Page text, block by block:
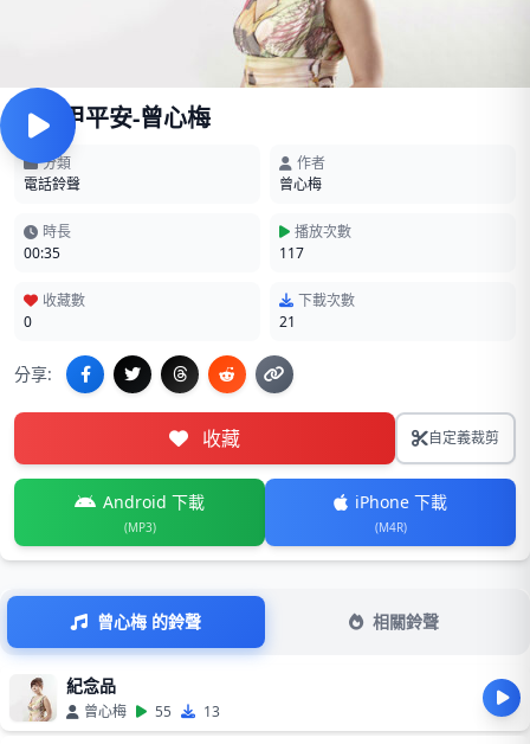
平凡甲平安-曾心梅
分類
電話鈴聲
作者
曾心梅
時長
00:35
播放次數
117
收藏數
0
下載次數
21
分享:
收藏 自定義裁剪
Android 下載
(MP3)
iPhone 下載
(M4R)
曾心梅 的鈴聲 相關鈴聲
紀念品
曾心梅 55 13